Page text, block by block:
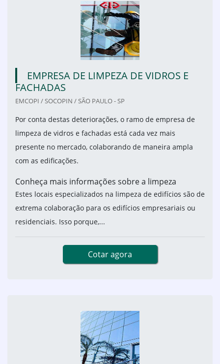
EMPRESA DE LIMPEZA DE VIDROS E
FACHADAS
EMCOPI / SOCOPIN / SÃO PAULO - SP
Por conta destas deteriorações, o ramo de empresa de
limpeza de vidros e fachadas está cada vez mais
presente no mercado, colaborando de maneira ampla
com as edificações.
Conheça mais informações sobre a limpeza
Estes locais especializados na limpeza de edifícios são de
extrema colaboração para os edifícios empresariais ou
residenciais. Isso porque,...
Cotar agora